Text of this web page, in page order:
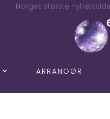
Norges største
ARRANGØR